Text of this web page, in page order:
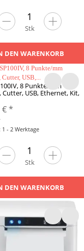
Stk
DEN WARENKORB
8 Punkte/mm
Cutter, USB, Ethernet, Kit,
€*
1 - 2 Werktage
Stk
DEN WARENKORB